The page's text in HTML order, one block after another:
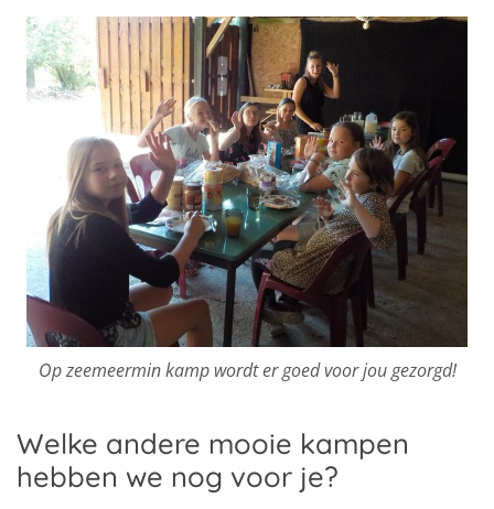
Op zeemeermin kamp wordt er goed voor jou gezorgd!
Welke andere mooie kampen
hebben we nog voor je?